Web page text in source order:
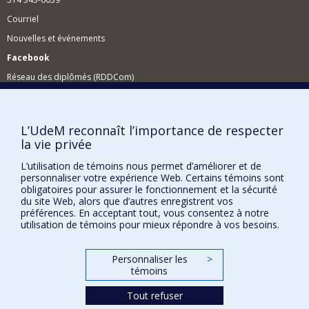
Courriel
Nouvelles et événements
Facebook
Réseau des diplômés (RDDCom)
BESOIN D'AIDE?
Plan du site
Signaler une erreur
Accessibilité
FACULTÉ DES ARTS ET DES SCIENCES
Nos centres d'études
L’UdeM reconnaît l’importance de respecter
la vie privée
L’utilisation de témoins nous permet d’améliorer et de
personnaliser votre expérience Web. Certains témoins sont
obligatoires pour assurer le fonctionnement et la sécurité
du site Web, alors que d’autres enregistrent vos
préférences. En acceptant tout, vous consentez à notre
utilisation de témoins pour mieux répondre à vos besoins.
Personnaliser les
témoins
>
Tout refuser